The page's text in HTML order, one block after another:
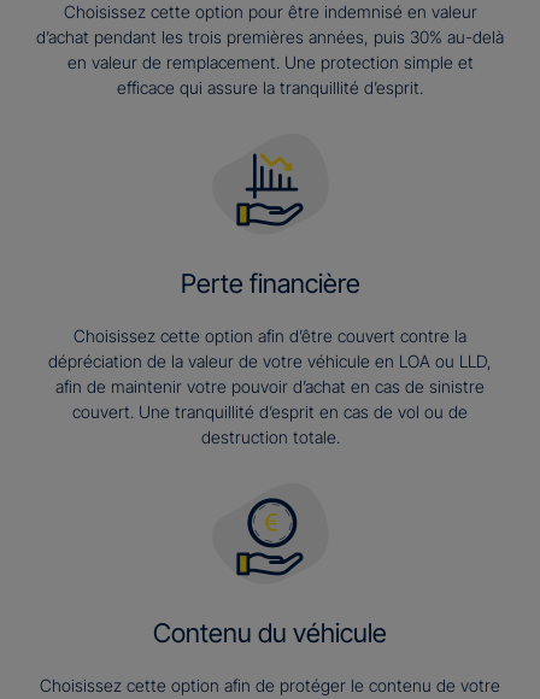
Choisissez cette option pour être indemnisé en valeur
d’achat pendant les trois premières années, puis 30% au-delà
en valeur de remplacement. Une protection simple et
efficace qui assure la tranquillité d’esprit.
Perte financière
Choisissez cette option afin d’être couvert contre la
dépréciation de la valeur de votre véhicule en LOA ou LLD,
afin de maintenir votre pouvoir d’achat en cas de sinistre
couvert. Une tranquillité d’esprit en cas de vol ou de
destruction totale.
Contenu du véhicule
Choisissez cette option afin de protéger le contenu de votre